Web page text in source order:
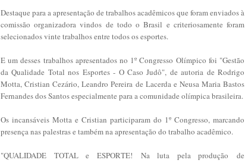
Destaque para a apresentação de trabalhos acadêmicos que foram enviados à
comissão organizadora vindos de todo o Brasil e criteriosamente foram
selecionados vinte trabalhos entre todos os esportes.
E um desses trabalhos apresentados no 1º Congresso Olímpico foi "Gestão
da Qualidade Total nos Esportes - O Caso Judô", de autoria de Rodrigo
Motta, Cristian Cezário, Leandro Pereira de Lacerda e Neusa Maria Bastos
Fernandes dos Santos especialmente para a comunidade olímpica brasileira.
Os incansáveis Motta e Cristian participaram do 1º Congresso, marcando
presença nas palestras e também na apresentação do trabalho acadêmico.
"QUALIDADE TOTAL e ESPORTE! Na luta pela produção de